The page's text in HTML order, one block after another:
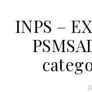
INPS –